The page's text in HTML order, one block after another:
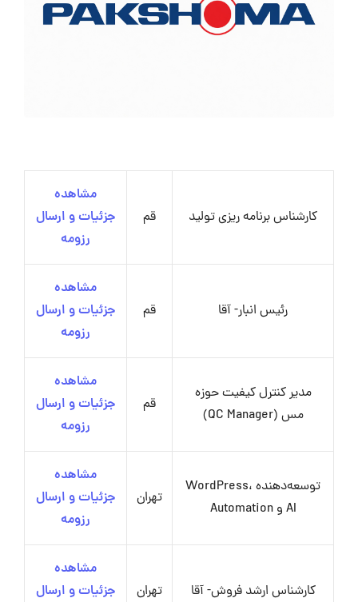
کارشناس برنامه ریزی تولید قم
مشاهده
جزئیات و ارسال
رزومه
رئیس انبار- آقا قم
مشاهده
جزئیات و ارسال
رزومه
مدیر کنترل کیفیت حوزه
مس (QC Manager)
قم
مشاهده
جزئیات و ارسال
رزومه
توسعه‌دهنده WordPress،
AI و Automation
تهران
مشاهده
جزئیات و ارسال
رزومه
کارشناس ارشد فروش- آقا تهران
مشاهده
جزئیات و ارسال